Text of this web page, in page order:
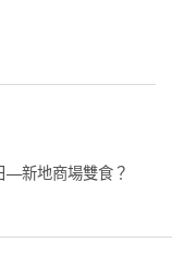
—新地商場雙食？